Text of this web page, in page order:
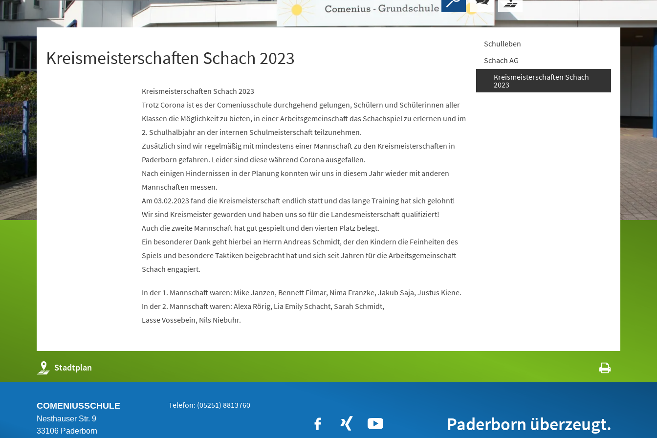
+
Kreismeisterschaften Schach 2023
Kreismeisterschaften Schach 2023
Trotz Corona ist es der Comeniusschule durchgehend gelungen, Schülern und Schülerinnen aller
Klassen die Möglichkeit zu bieten, in einer Arbeitsgemeinschaft das Schachspiel zu erlernen und im
2. Schulhalbjahr an der internen Schulmeisterschaft teilzunehmen.
Zusätzlich sind wir regelmäßig mit mindestens einer Mannschaft zu den Kreismeisterschaften in
Paderborn gefahren. Leider sind diese während Corona ausgefallen.
Nach einigen Hindernissen in der Planung konnten wir uns in diesem Jahr wieder mit anderen
Mannschaften messen.
Am 03.02.2023 fand die Kreismeisterschaft endlich statt und das lange Training hat sich gelohnt!
Wir sind Kreismeister geworden und haben uns so für die Landesmeisterschaft qualifiziert!
Auch die zweite Mannschaft hat gut gespielt und den vierten Platz belegt.
Ein besonderer Dank geht hierbei an Herrn Andreas Schmidt, der den Kindern die Feinheiten des
Spiels und besondere Taktiken beigebracht hat und sich seit Jahren für die Arbeitsgemeinschaft
Schach engagiert.
In der 1. Mannschaft waren: Mike Janzen, Bennett Filmar, Nima Franzke, Jakub Saja, Justus Kiene.
In der 2. Mannschaft waren: Alexa Rörig, Lia Emily Schacht, Sarah Schmidt,
Lasse Vossebein, Nils Niebuhr.
Schulleben
Schach AG
Kreismeisterschaften Schach
2023
Stadtplan
(Öffnet
in
einem
Tab)
COMENIUSSCHULE
Nesthauser Str. 9
33106 Paderborn
Telefon: (05251) 8813760
Paderborn überzeugt.